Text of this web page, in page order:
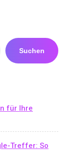
Suchen
für Ihre
Treffer: So